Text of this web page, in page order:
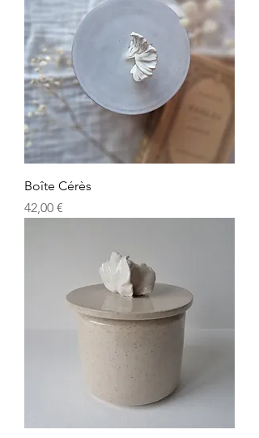
Boîte Cérès
Prix
42,00 €